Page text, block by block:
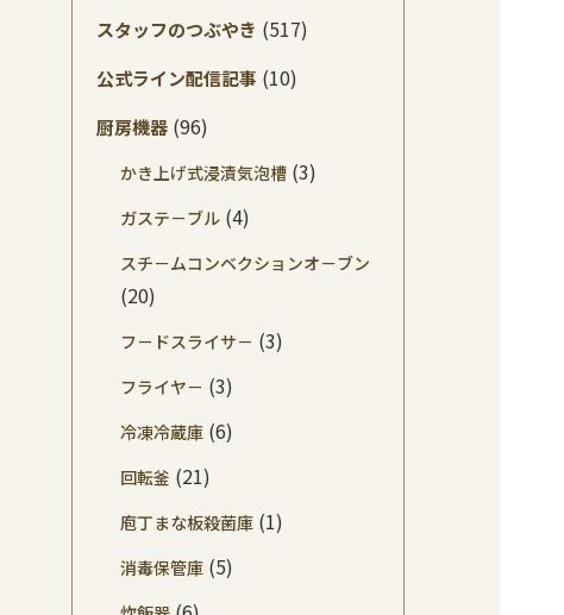
スタッフのつぶやき (517)
公式ライン配信記事 (10)
厨房機器 (96)
かき上げ式浸漬気泡槽 (3)
ガステ－ブル (4)
スチ－ムコンベクションオ－ブン
(20)
フ－ドスライサ－ (3)
フライヤ－ (3)
冷凍冷蔵庫 (6)
回転釜 (21)
庖丁まな板殺菌庫 (1)
消毒保管庫 (5)